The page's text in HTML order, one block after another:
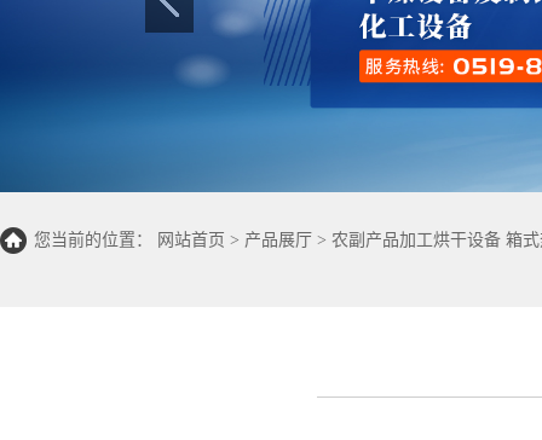
您当前的位置： 网站首页 > 产品展厅 > 农副产品加工烘干设备 箱